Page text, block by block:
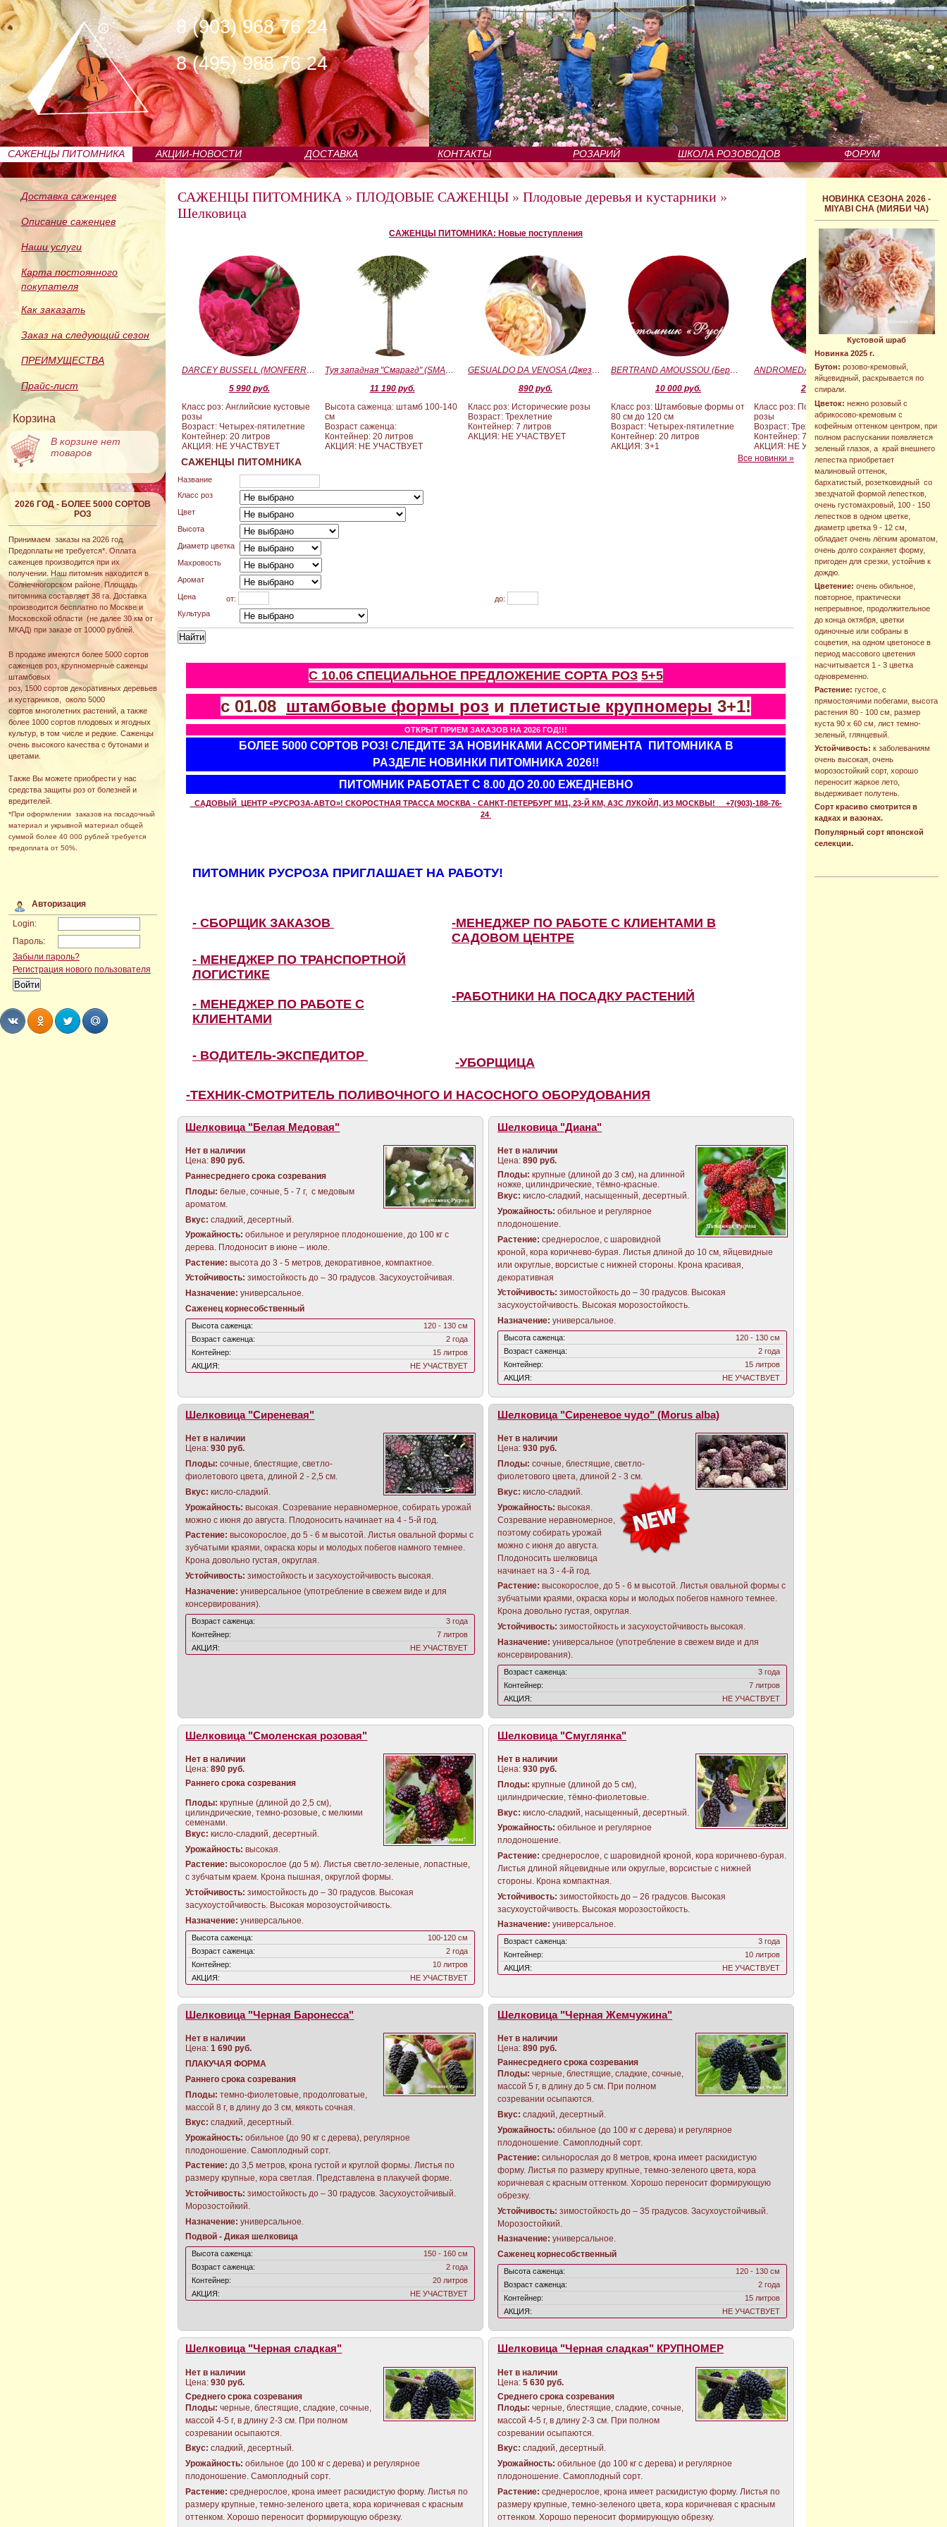
8 (903) 968 76 24
8 (495) 988 76 24
САЖЕНЦЫ ПИТОМНИКА АКЦИИ-НОВОСТИ ДОСТАВКА КОНТАКТЫ РОЗАРИЙ ШКОЛА РОЗОВОДОВ ФОРУМ
Доставка саженцев
Описание саженцев
Наши услуги
Карта постоянного
покупателя
Как заказать
Заказ на следующий сезон
ПРЕИМУЩЕСТВА
Прайс-лист
Корзина
В корзине нет
товаров
2026 ГОД - БОЛЕЕ 5000 СОРТОВ
РОЗ
Принимаем заказы на 2026 год.
Предоплаты не требуется*. Оплата
саженцев производится при их
получении. Наш питомник находится в
Солнечногорском районе. Площадь
питомника составляет 38 га. Доставка
производится бесплатно по Москве и
Московской области (не далее 30 км от
МКАД) при заказе от 10000 рублей.
В продаже имеются более 5000 сортов
саженцев роз, крупномерные саженцы
штамбовых
роз, 1500 сортов декоративных деревьев
и кустарников, около 5000
сортов многолетних растений, а также
более 1000 сортов плодовых и ягодных
культур, в том числе и редкие. Саженцы
очень высокого качества с бутонами и
цветами.
Также Вы можете приобрести у нас
средства защиты роз от болезней и
вредителей.
*При оформлении заказов на посадочный
материал и укрывной материал общей
суммой более 40 000 рублей требуется
предоплата от 50%.
Авторизация
Login:
Пароль:
Забыли пароль?
Регистрация нового пользователя
НОВИНКА СЕЗОНА 2026 -
MIYABI CHA (МИЯБИ ЧА)
Кустовой шраб
Новинка 2025 г.
Бутон: розово-кремовый,
яйцевидный, раскрывается по
спирали.
Цветок: нежно розовый с
абрикосово-кремовым с
кофейным оттенком центром, при
полном распускании появляется
зеленый глазок, а край внешнего
лепестка приобретает
малиновый оттенок,
бархатистый, розетковидный со
звездчатой формой лепестков,
очень густомахровый, 100 - 150
лепестков в одном цветке,
диаметр цветка 9 - 12 см,
обладает очень лёгким ароматом,
очень долго сохраняет форму,
пригоден для срезки, устойчив к
дождю.
Цветение: очень обильное,
повторное, практически
непрерывное, продолжительное
до конца октября, цветки
одиночные или собраны в
соцветия, на одном цветоносе в
период массового цветения
насчитывается 1 - 3 цветка
одновременно.
Растение: густое, с
прямостоячими побегами, высота
растения 80 - 100 см, размер
куста 90 х 60 см, лист темно-
зеленый, глянцевый.
Устойчивость: к заболеваниям
очень высокая, очень
морозостойкий сорт, хорошо
переносит жаркое лето,
выдерживает полутень.
Сорт красиво смотрится в
кадках и вазонах.
Популярный сорт японской
селекции.
САЖЕНЦЫ ПИТОМНИКА » ПЛОДОВЫЕ САЖЕНЦЫ » Плодовые деревья и кустарники »
Шелковица
САЖЕНЦЫ ПИТОМНИКА: Новые поступления
DARCEY BUSSELL (MONFERRATO) (Дарси Басл)
5 990 руб.
Класс роз: Английские кустовые
розы
Возраст: Четырех-пятилетние
Контейнер: 20 литров
АКЦИЯ: НЕ УЧАСТВУЕТ
Туя западная "Смарагд" (SMARAGD) ШТАМБ 100-140
11 190 руб.
Высота саженца: штамб 100-140
см
Возраст саженца:
Контейнер: 20 литров
АКЦИЯ: НЕ УЧАСТВУЕТ
GESUALDO DA VENOSA (Джезуальдо Ди Веноза)
890 руб.
Класс роз: Исторические розы
Возраст: Трехлетние
Контейнер: 7 литров
АКЦИЯ: НЕ УЧАСТВУЕТ
BERTRAND AMOUSSOU (Бертран Амуссу)
10 000 руб.
Класс роз: Штамбовые формы от
80 см до 120 см
Возраст: Четырех-пятилетние
Контейнер: 20 литров
АКЦИЯ: 3+1
ANDROMEDA (BARAND) (Андромеда)
2 090 руб.
Класс роз: Почвопокровные
розы
Возраст: Трехлетние
Контейнер: 7 литров
АКЦИЯ: НЕ УЧАСТВУЕТ
Все новинки »
САЖЕНЦЫ ПИТОМНИКА
Название
Класс роз
Цвет
Высота
Диаметр цветка
Махровость
Аромат
Цена
от:
до:
Культура
С 10.06 СПЕЦИАЛЬНОЕ ПРЕДЛОЖЕНИЕ СОРТА РОЗ 5+5
с 01.08 штамбовые формы роз и плетистые крупномеры 3+1!
ОТКРЫТ ПРИЕМ ЗАКАЗОВ НА 2026 ГОД!!!
БОЛЕЕ 5000 СОРТОВ РОЗ! СЛЕДИТЕ ЗА НОВИНКАМИ АССОРТИМЕНТА ПИТОМНИКА В
РАЗДЕЛЕ НОВИНКИ ПИТОМНИКА 2026!!
ПИТОМНИК РАБОТАЕТ С 8.00 ДО 20.00 ЕЖЕДНЕВНО
САДОВЫЙ ЦЕНТР «РУСРОЗА-АВТО»! СКОРОСТНАЯ ТРАССА МОСКВА - САНКТ-ПЕТЕРБУРГ М11, 23-Й КМ, АЗС ЛУКОЙЛ, ИЗ МОСКВЫ! +7(903)-188-76-
24
ПИТОМНИК РУСРОЗА ПРИГЛАШАЕТ НА РАБОТУ!
- СБОРЩИК ЗАКАЗОВ
-МЕНЕДЖЕР ПО РАБОТЕ С КЛИЕНТАМИ В
САДОВОМ ЦЕНТРЕ
- МЕНЕДЖЕР ПО ТРАНСПОРТНОЙ
ЛОГИСТИКЕ
- МЕНЕДЖЕР ПО РАБОТЕ С
КЛИЕНТАМИ
-РАБОТНИКИ НА ПОСАДКУ РАСТЕНИЙ
- ВОДИТЕЛЬ-ЭКСПЕДИТОР -УБОРЩИЦА
-ТЕХНИК-СМОТРИТЕЛЬ ПОЛИВОЧНОГО И НАСОСНОГО ОБОРУДОВАНИЯ
Шелковица "Белая Медовая"
Нет в наличии
Цена:890 руб.
Раннесреднего срока созревания
Плоды:белые, сочные, 5 - 7 г, с медовым
ароматом.
Вкус:сладкий, десертный.
Урожайность:обильное и регулярное плодоношение, до 100 кг с
дерева. Плодоносит в июне – июле.
Растение:высота до 3 - 5 метров, декоративное, компактное.
Устойчивость:зимостойкость до – 30 градусов. Засухоустойчивая.
Назначение:универсальное.
Саженец корнесобственный
Высота саженца:
120 - 130 см
Возраст саженца:
2 года
Контейнер:
15 литров
АКЦИЯ:
НЕ УЧАСТВУЕТ
Шелковица "Диана"
Нет в наличии
Цена:890 руб.
Плоды: крупные (длиной до 3 см), на длинной
ножке, цилиндрические, тёмно-красные.
Вкус: кисло-сладкий, насыщенный, десертный.
Урожайность: обильное и регулярное
плодоношение.
Растение:среднерослое, с шаровидной
кроной, кора коричнево-бурая. Листья длиной до 10 см, яйцевидные
или округлые, ворсистые с нижней стороны. Крона красивая,
декоративная
Устойчивость: зимостойкость до – 30 градусов. Высокая
засухоустойчивость. Высокая морозостойкость.
Назначение: универсальное.
Высота саженца:
120 - 130 см
Возраст саженца:
2 года
Контейнер:
15 литров
АКЦИЯ:
НЕ УЧАСТВУЕТ
Шелковица "Сиреневая"
Нет в наличии
Цена:930 руб.
Плоды:сочные, блестящие, светло-
фиолетового цвета, длиной 2 - 2,5 см.
Вкус: кисло-сладкий.
Урожайность: высокая. Созревание неравномерное, собирать урожай
можно с июня до августа. Плодоносить начинает на 4 - 5-й год.
Растение: высокорослое, до 5 - 6 м высотой. Листья овальной формы с
зубчатыми краями, окраска коры и молодых побегов намного темнее.
Крона довольно густая, округлая.
Устойчивость: зимостойкость и засухоустойчивость высокая.
Назначение: универсальное (употребление в свежем виде и для
консервирования).
Возраст саженца:
3 года
Контейнер:
7 литров
АКЦИЯ:
НЕ УЧАСТВУЕТ
Шелковица "Сиреневое чудо" (Morus alba)
Нет в наличии
Цена:930 руб.
Плоды:сочные, блестящие, светло-
фиолетового цвета, длиной 2 - 3 см.
Вкус: кисло-сладкий.
Урожайность: высокая.
Созревание неравномерное,
поэтому собирать урожай
можно с июня до августа.
Плодоносить шелковица
начинает на 3 - 4-й год.
Растение: высокорослое, до 5 - 6 м высотой. Листья овальной формы с
зубчатыми краями, окраска коры и молодых побегов намного темнее.
Крона довольно густая, округлая.
Устойчивость: зимостойкость и засухоустойчивость высокая.
Назначение: универсальное (употребление в свежем виде и для
консервирования).
Возраст саженца:
3 года
Контейнер:
7 литров
АКЦИЯ:
НЕ УЧАСТВУЕТ
Шелковица "Смоленская розовая"
Нет в наличии
Цена:890 руб.
Раннего срока созревания
Плоды: крупные (длиной до 2,5 см),
цилиндрические, темно-розовые, с мелкими
семенами.
Вкус: кисло-сладкий, десертный.
Урожайность: высокая.
Растение:высокорослое (до 5 м). Листья светло-зеленые, лопастные,
с зубчатым краем. Крона пышная, округлой формы.
Устойчивость: зимостойкость до – 30 градусов. Высокая
засухоустойчивость. Высокая морозоустойчивость.
Назначение: универсальное.
Высота саженца:
100-120 см
Возраст саженца:
2 года
Контейнер:
10 литров
АКЦИЯ:
НЕ УЧАСТВУЕТ
Шелковица "Смуглянка"
Нет в наличии
Цена:930 руб.
Плоды: крупные (длиной до 5 см),
цилиндрические, тёмно-фиолетовые.
Вкус: кисло-сладкий, насыщенный, десертный.
Урожайность: обильное и регулярное
плодоношение.
Растение:среднерослое, с шаровидной кроной, кора коричнево-бурая.
Листья длиной яйцевидные или округлые, ворсистые с нижней
стороны. Крона компактная.
Устойчивость: зимостойкость до – 26 градусов. Высокая
засухоустойчивость. Высокая морозостойкость.
Назначение: универсальное.
Возраст саженца:
3 года
Контейнер:
10 литров
АКЦИЯ:
НЕ УЧАСТВУЕТ
Шелковица "Черная Баронесса"
Нет в наличии
Цена:1 690 руб.
ПЛАКУЧАЯ ФОРМА
Раннего срока созревания
Плоды:темно-фиолетовые, продолговатые,
массой 8 г, в длину до 3 см, мякоть сочная.
Вкус:сладкий, десертный.
Урожайность: обильное (до 90 кг с дерева), регулярное
плодоношение. Самоплодный сорт.
Растение:до 3,5 метров, крона густой и круглой формы. Листья по
размеру крупные, кора светлая. Представлена в плакучей форме.
Устойчивость:зимостойкость до – 30 градусов. Засухоустойчивый.
Морозостойкий.
Назначение:универсальное.
Подвой - Дикая шелковица
Высота саженца:
150 - 160 см
Возраст саженца:
2 года
Контейнер:
20 литров
АКЦИЯ:
НЕ УЧАСТВУЕТ
Шелковица "Черная Жемчужина"
Нет в наличии
Цена:890 руб.
Раннесреднего срока созревания
Плоды: черные, блестящие, сладкие, сочные,
массой 5 г, в длину до 5 см. При полном
созревании осыпаются.
Вкус: сладкий, десертный.
Урожайность: обильное (до 100 кг с дерева) и регулярное
плодоношение. Самоплодный сорт.
Растение: сильнорослая до 8 метров, крона имеет раскидистую
форму. Листья по размеру крупные, темно-зеленого цвета, кора
коричневая с красным оттенком. Хорошо переносит формирующую
обрезку.
Устойчивость: зимостойкость до – 35 градусов. Засухоустойчивый.
Морозостойкий.
Назначение: универсальное.
Саженец корнесобственный
Высота саженца:
120 - 130 см
Возраст саженца:
2 года
Контейнер:
15 литров
АКЦИЯ:
НЕ УЧАСТВУЕТ
Шелковица "Черная сладкая"
Нет в наличии
Цена:930 руб.
Среднего срока созревания
Плоды: черные, блестящие, сладкие, сочные,
массой 4-5 г, в длину 2-3 см. При полном
созревании осыпаются.
Вкус: сладкий, десертный.
Урожайность: обильное (до 100 кг с дерева) и регулярное
плодоношение. Самоплодный сорт.
Растение: среднерослое, крона имеет раскидистую форму. Листья по
размеру крупные, темно-зеленого цвета, кора коричневая с красным
оттенком. Хорошо переносит формирующую обрезку.
Шелковица "Черная сладкая" КРУПНОМЕР
Нет в наличии
Цена:5 630 руб.
Среднего срока созревания
Плоды: черные, блестящие, сладкие, сочные,
массой 4-5 г, в длину 2-3 см. При полном
созревании осыпаются.
Вкус: сладкий, десертный.
Урожайность: обильное (до 100 кг с дерева) и регулярное
плодоношение. Самоплодный сорт.
Растение: среднерослое, крона имеет раскидистую форму. Листья по
размеру крупные, темно-зеленого цвета, кора коричневая с красным
оттенком. Хорошо переносит формирующую обрезку.